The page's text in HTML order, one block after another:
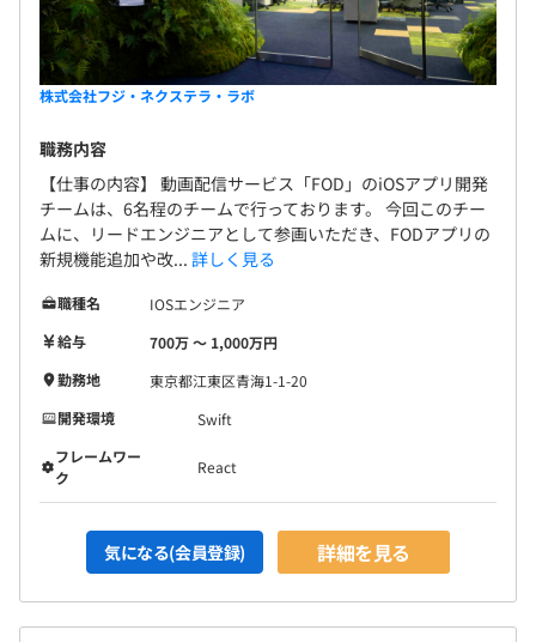
株式会社フジ・ネクステラ・ラボ
職務内容
【仕事の内容】 動画配信サービス「FOD」のiOSアプリ開発
チームは、6名程のチームで行っております。 今回このチー
ムに、リードエンジニアとして参画いただき、FODアプリの
新規機能追加や改... 詳しく見る
職種名
IOSエンジニア
給与
700万 〜 1,000万円
勤務地
東京都江東区青海1-1-20
開発環境
Swift
フレームワー
ク
React
気になる(会員登録) 詳細を見る